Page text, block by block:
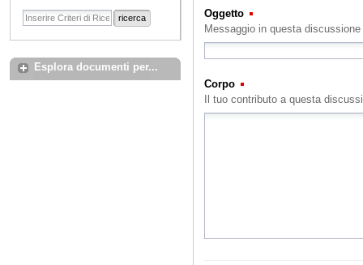
ricerca
Esplora documenti per...
Oggetto
Messaggio in questa discussione
Corpo
Il tuo contributo a questa